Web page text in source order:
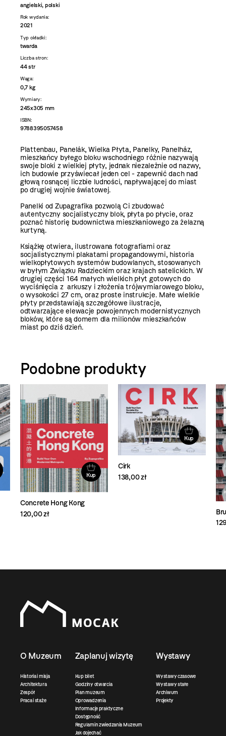
angielski, polski
Rok wydania:
2021
Typ okładki:
twarda
Liczba stron:
44 str
Waga:
0,7 kg
Wymiary:
245x305 mm
ISBN:
9788395057458
Plattenbau, Panelák, Wielka Płyta, Panelky, Panelház,
mieszkańcy byłego bloku wschodniego różnie nazywają
swoje bloki z wielkiej płyty, jednak niezależnie od nazwy,
ich budowie przyświecał jeden cel - zapewnić dach nad
głową rosnącej liczbie ludności, napływającej do miast
po drugiej wojnie światowej.
Panelki od Zupagrafika pozwolą Ci zbudować
autentyczny socjalistyczny blok, płyta po płycie, oraz
poznać historię budownictwa mieszkaniowego za żelazną
kurtyną.
Książkę otwiera, ilustrowana fotografiami oraz
socjalistycznymi plakatami propagandowymi, historia
wielkopłytowych systemów budowlanych, stosowanych
w byłym Związku Radzieckim oraz krajach satelickich. W
drugiej części 164 małych wielkich płyt gotowych do
wyciśnięcia z arkuszy i złożenia trójwymiarowego bloku,
o wysokości 27 cm, oraz proste instrukcje. Małe wielkie
płyty przedstawiają szczegółowe ilustracje,
odtwarzające elewacje powojennych modernistycznych
bloków, które są domem dla milionów mieszkańców
miast po dziś dzień.
Podobne produkty
Kup
Concrete Hong Kong
120,00 zł
Kup
Cirk
138,00 zł
O Muzeum
Historia i misja
Architektura
Zespół
Praca i staże
Zaplanuj wizytę
Kup bilet
Godziny otwarcia
Plan muzeum
Oprowadzenia
Informacje praktyczne
Dostępność
Regulamin zwiedzania Muzeum
Jak dojechać
Wystawy
Wystawy czasowe
Wystawy stałe
Archiwum
Projekty